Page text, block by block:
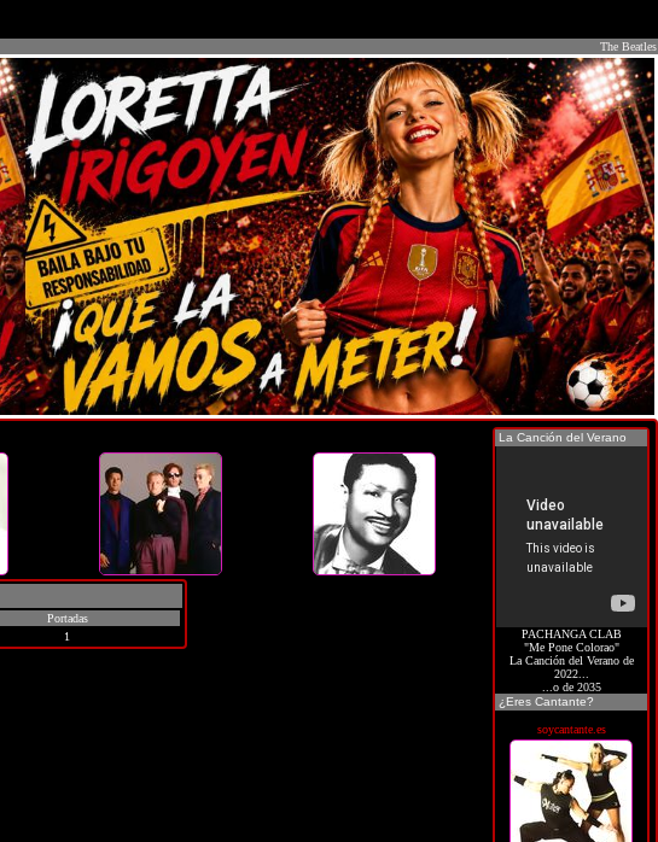
The Beatles
Portadas
1
La Canción del Verano
PACHANGA CLAB
"Me Pone Colorao"
La Canción del Verano de
2022...
...o de 2035
¿Eres Cantante?
soycantante.es